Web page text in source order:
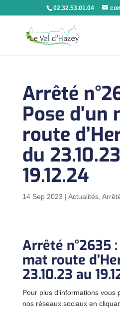
02.32.53.01.04
Arrêté
Pose d’un
route
du
19.12.24
14 Sep 2023 | Actualités,
Arrêté n°2635 :
mat route
23.10.23 au
Pour plus d’informations vous
nos réseaux sociaux en